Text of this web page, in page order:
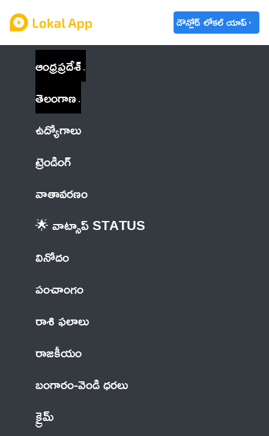
డౌన్లోడ్ లోకల్ యాప్
ఆంధ్రప్రదేశ్
తెలంగాణ
ఉద్యోగాలు
ట్రెండింగ్
వాతావరణం
🌟 వాట్సాప్ STATUS
వినోదం
పంచాంగం
రాశి ఫలాలు
రాజకీయం
బంగారం-వెండి ధరలు
క్రైమ్